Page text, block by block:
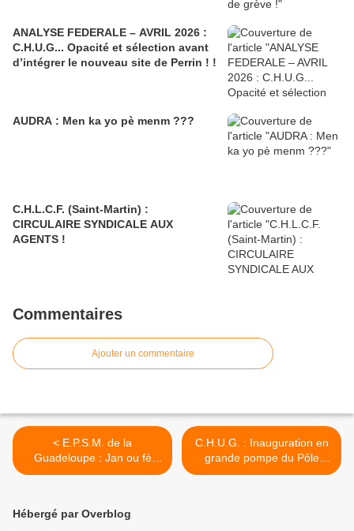
ANALYSE FEDERALE – AVRIL 2026 :
C.H.U.G... Opacité et sélection avant
d’intégrer le nouveau site de Perrin ! !
AUDRA : Men ka yo pè menm ???
C.H.L.C.F. (Saint-Martin) :
CIRCULAIRE SYNDICALE AUX
AGENTS !
Commentaires
Ajouter un commentaire
< E.P.S.M. de la
Guadeloupe : Jan ou fè
kabann a-w…!
C.H.U.G. : Inauguration en
grande pompe du Pôle
Parents-Enfants mais... >
Hébergé par Overblog